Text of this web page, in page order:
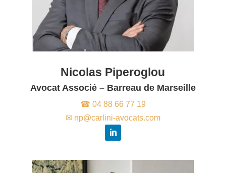
Nicolas Piperoglou
Avocat Associé – Barreau de Marseille
☎ 04 88 66 77 19
✉ np@carlini-avocats.com